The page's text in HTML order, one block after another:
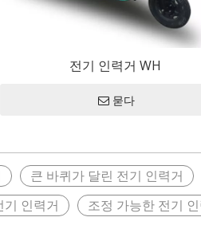
EEC 전기 오토바이
EEC 전기 세발자전거
전기 인력거 WH
묻다
큰 바퀴가 달린 전기 인력거
기 인력거 조정 가능한 전기